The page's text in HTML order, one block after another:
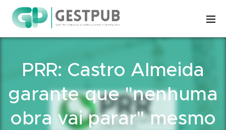
PRR: Castro Almeida
garante que "nenhuma
obra vai parar" mesmo